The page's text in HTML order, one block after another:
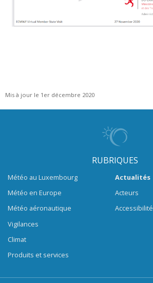
Mis à jour le 1er décembre 2020
RUBRIQUES
Météo au Luxembourg
Météo en Europe
Météo aéronautique
Vigilances
Climat
Produits et services
Actualités
Acteurs
Accessibilité